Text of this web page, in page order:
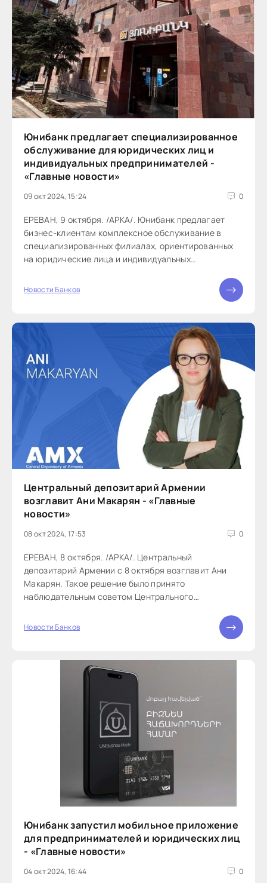
Юнибанк предлагает специализированное
обслуживание для юридических лиц и
индивидуальных предпринимателей -
«Главные новости»
09 окт 2024, 15:24 0
ЕРЕВАН, 9 октября. /АРКА/. Юнибанк предлагает
бизнес-клиентам комплексное обслуживание в
специализированных филиалах, ориентированных
на юридические лица и индивидуальных
служба...
Новости Банков
Центральный депозитарий Армении
возглавит Ани Макарян - «Главные
новости»
08 окт 2024, 17:53 0
ЕРЕВАН, 8 октября. /АРКА/. Центральный
депозитарий Армении с 8 октября возглавит Ани
Макарян. Такое решение было принято
наблюдательным советом Центрального
служба ведомства. Макарян...
Новости Банков
Юнибанк запустил мобильное приложение
для предпринимателей и юридических лиц
- «Главные новости»
04 окт 2024, 16:44 0